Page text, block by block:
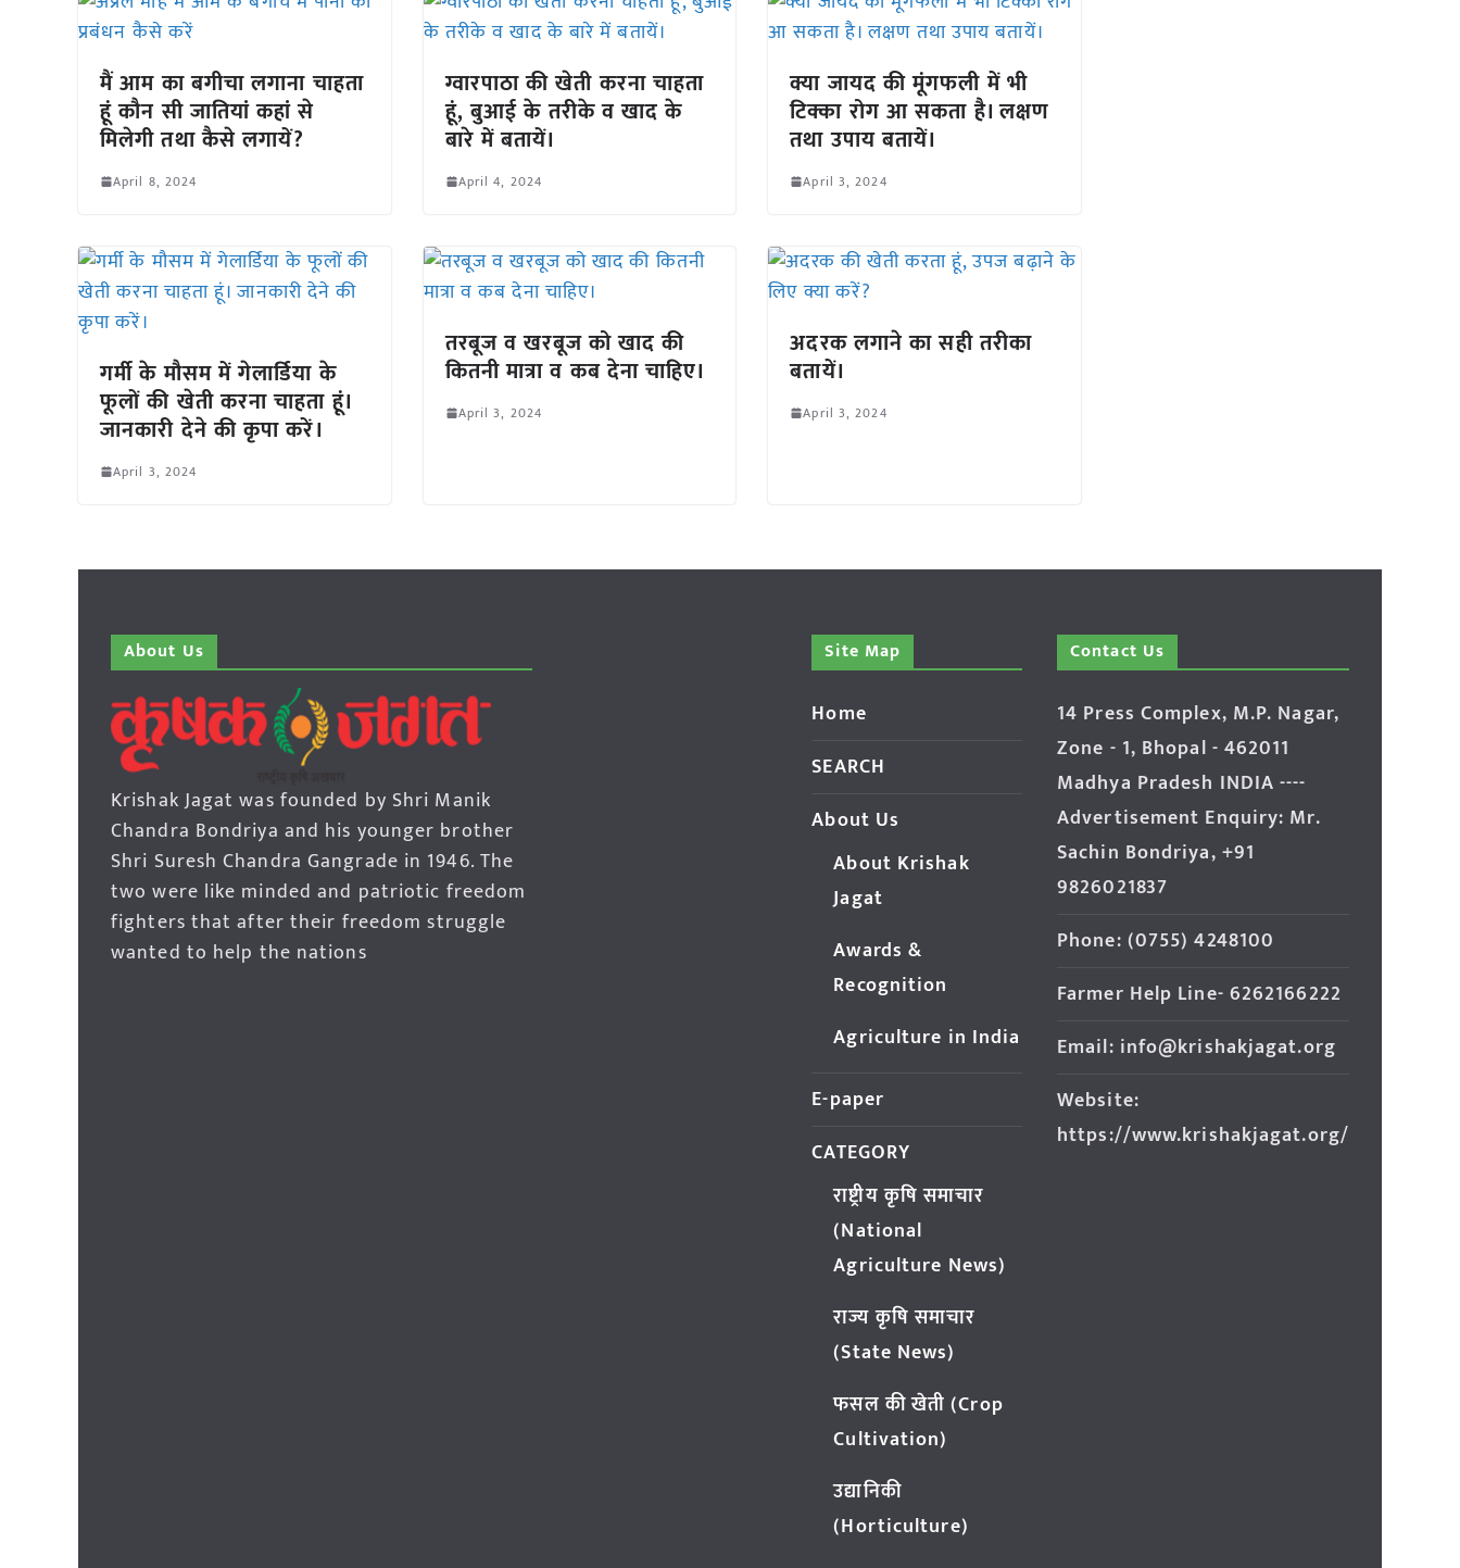
मैं आम का बगीचा लगाना चाहता
हूं कौन सी जातियां कहां से
मिलेगी तथा कैसे लगायें?
April 8, 2024
ग्वारपाठा की खेती करना चाहता
हूं, बुआई के तरीके व खाद के
बारे में बतायें।
April 4, 2024
क्या जायद की मूंगफली में भी
टिक्का रोग आ सकता है। लक्षण
तथा उपाय बतायें।
April 3, 2024
गर्मी के मौसम में गेलार्डिया के
फूलों की खेती करना चाहता हूं।
जानकारी देने की कृपा करें।
April 3, 2024
तरबूज व खरबूज को खाद की
कितनी मात्रा व कब देना चाहिए।
April 3, 2024
अदरक लगाने का सही तरीका
बतायें।
April 3, 2024
About Us
Krishak Jagat was founded by Shri Manik
Chandra Bondriya and his younger brother
Shri Suresh Chandra Gangrade in 1946. The
two were like minded and patriotic freedom
fighters that after their freedom struggle
wanted to help the nations
Site Map
Home
SEARCH
About Us
About Krishak
Jagat
Awards &
Recognition
Agriculture in India
E-paper
CATEGORY
राष्ट्रीय कृषि समाचार
(National
Agriculture News)
राज्य कृषि समाचार
(State News)
फसल की खेती (Crop
Cultivation)
उद्यानिकी
(Horticulture)
Contact Us
14 Press Complex, M.P. Nagar,
Zone - 1, Bhopal - 462011
Madhya Pradesh INDIA ----
Advertisement Enquiry: Mr.
Sachin Bondriya, +91
9826021837
Phone: (0755) 4248100
Farmer Help Line- 6262166222
Email: info@krishakjagat.org
Website:
https://www.krishakjagat.org/